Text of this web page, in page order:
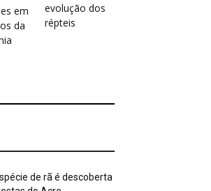
em
da
evolução dos
répteis
de rã é descoberta